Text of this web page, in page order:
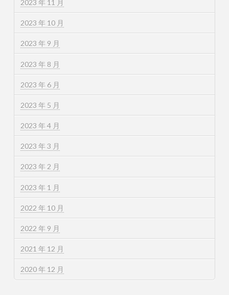
2023 年 11 月
2023 年 10 月
2023 年 9 月
2023 年 8 月
2023 年 6 月
2023 年 5 月
2023 年 4 月
2023 年 3 月
2023 年 2 月
2023 年 1 月
2022 年 10 月
2022 年 9 月
2021 年 12 月
2020 年 12 月